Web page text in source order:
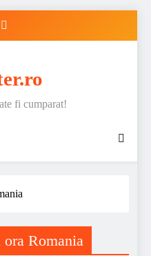
fi cumparat!
ora Romania